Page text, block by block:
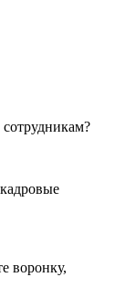
воронку,